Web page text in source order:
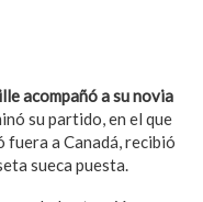
acompañó a su novia
su partido, en el que
fuera a Canadá, recibió
sueca puesta.